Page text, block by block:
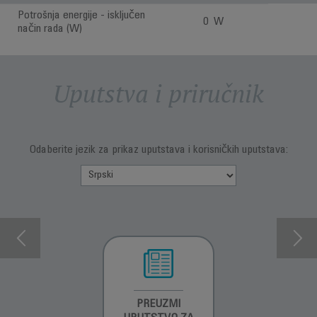
Potrošnja energije - isključen
način rada (W)
0 W
Uputstva i priručnik
Odaberite jezik za prikaz uputstava i korisničkih uputstava:
PREUZMI